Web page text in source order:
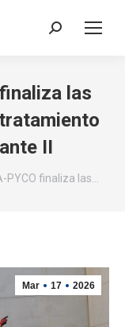
Buscar:
las
II
PYCO finaliza las…
Mar 17 2026